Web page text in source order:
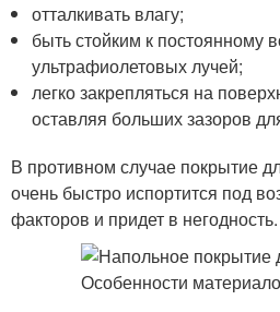
отталкивать влагу;
быть стойким к постоянному
ультрафиолетовых лучей;
легко закрепляться на
оставляя больших зазоров
В противном случае покрытие
очень быстро испортится под
факторов и придет в негодность.